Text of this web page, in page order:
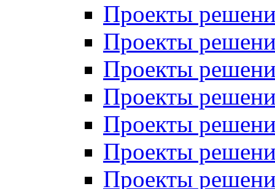
Проекты
Проекты
Проекты
Проекты
Проекты
Проекты
Проекты